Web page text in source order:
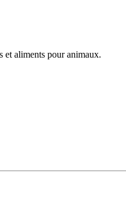
et aliments pour animaux.